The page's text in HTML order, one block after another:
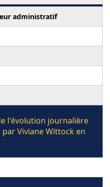
administratif
l'évolution journalière
Viviane Wittock en